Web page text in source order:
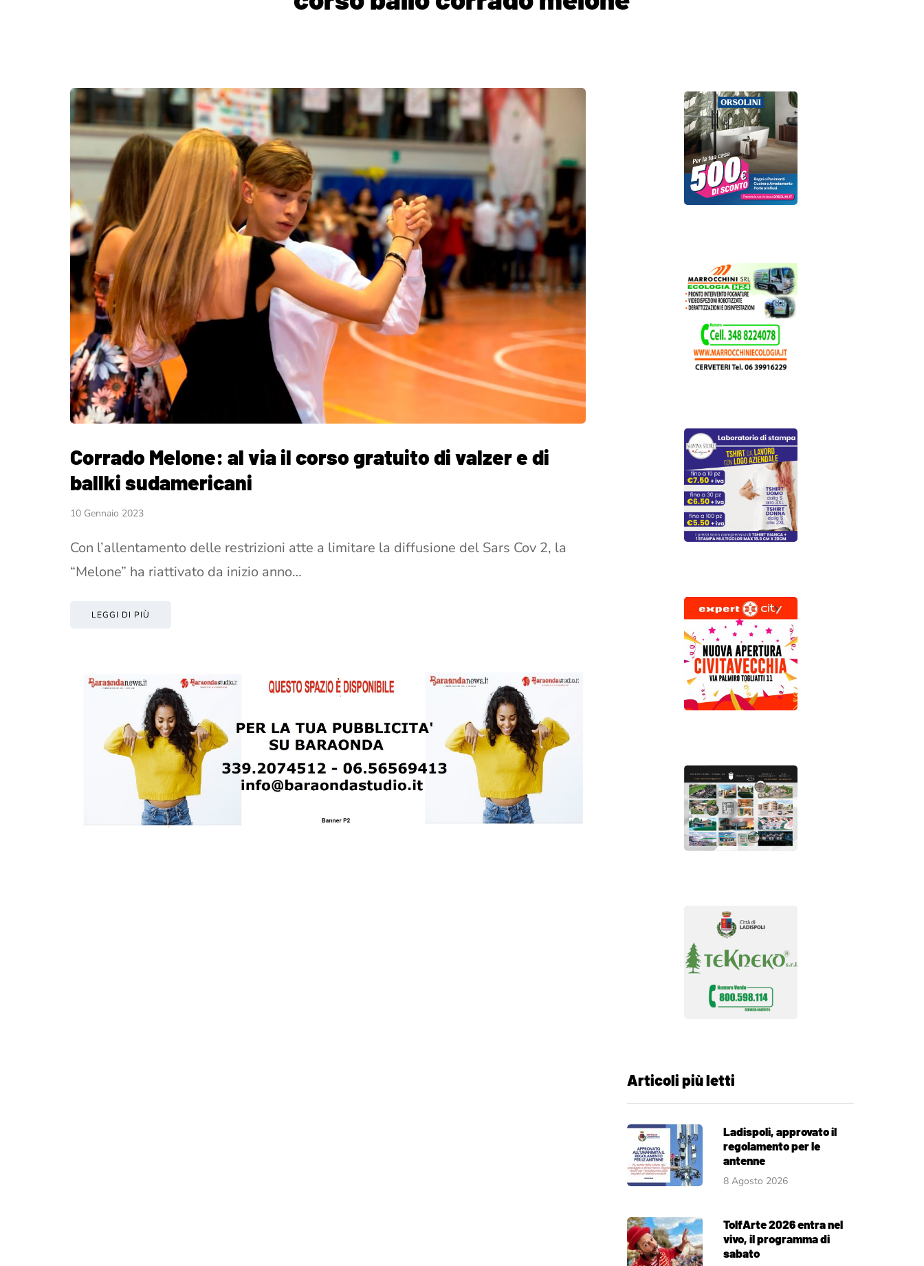
Corrado Melone: al via il corso gratuito di valzer e di
ballki sudamericani
10 Gennaio 2023
Con l’allentamento delle restrizioni atte a limitare la diffusione del Sars Cov 2, la
“Melone” ha riattivato da inizio anno…
LEGGI DI PIÙ
Articoli più letti
Ladispoli, approvato il
regolamento per le
antenne
8 Agosto 2026
TolfArte 2026 entra nel
vivo, il programma di
sabato